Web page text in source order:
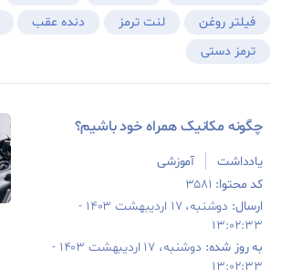
فیلتر روغن
لنت ترمز دنده عقب
ترمز دستی
چگونه مکانیک همراه خود باشیم؟
یادداشت
آموزشی
کد محتوا: ۳۵۸۱
ارسال:
دوشنبه، ۱۷ اردیبهشت ۱۴۰۳ -
۱۳:۰۲:۳۳
به روز شده:
دوشنبه، ۱۷ اردیبهشت ۱۴۰۳ -
۱۳:۰۲:۳۳